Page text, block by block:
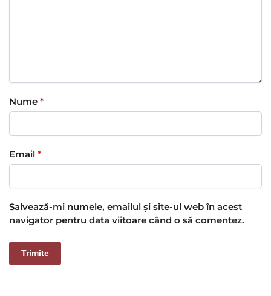
Nume *
Email *
Salvează-mi numele, emailul și site-ul web în acest
navigator pentru data viitoare când o să comentez.